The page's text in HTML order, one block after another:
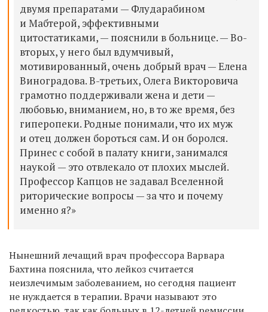
двумя препаратами — Флударабином
и Мабтерой, эффективными
цитостатиками, — пояснили в больнице. — Во-
вторых, у него был вдумчивый,
мотивированный, очень добрый врач — Елена
Виноградова. В-третьих, Олега Викторовича
грамотно поддерживали жена и дети —
любовью, вниманием, но, в то же время, без
гиперопеки. Родные понимали, что их муж
и отец должен бороться сам. И он боролся.
Принес с собой в палату книги, занимался
наукой — это отвлекало от плохих мыслей.
Профессор Капцов не задавал Вселенной
риторические вопросы — за что и почему
именно я?»
Нынешний лечащий врач профессора Варвара
Бахтина пояснила, что лейкоз считается
неизлечимым заболеванием, но сегодня пациент
не нуждается в терапии. Врачи называют это